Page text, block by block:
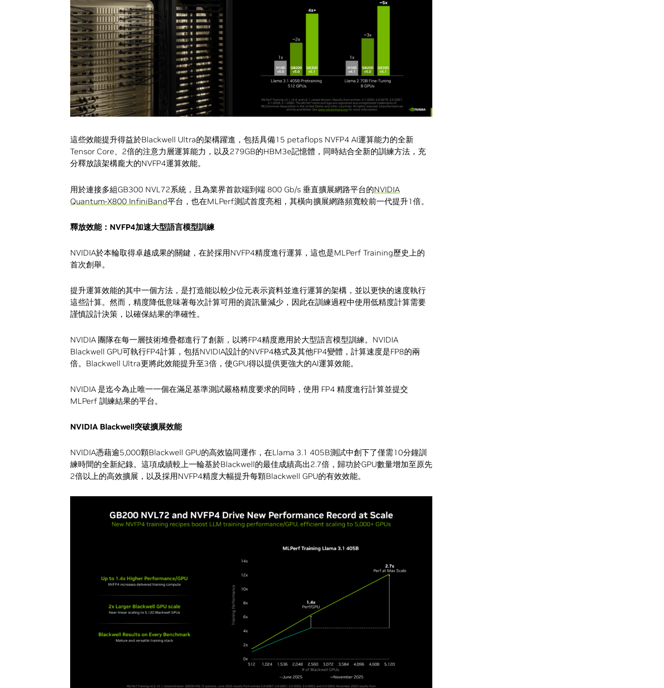
這些效能提升得益於Blackwell Ultra的架構躍進，包括具備15 petaflops NVFP4 AI運算能力的全新
Tensor Core、2倍的注意力層運算能力，以及279GB的HBM3e記憶體，同時結合全新的訓練方法，充
分釋放該架構龐大的NVFP4運算效能。
用於連接多組GB300 NVL72系統，且為業界首款端到端 800 Gb/s 垂直擴展網路平台的NVIDIA
Quantum-X800 InfiniBand平台，也在MLPerf測試首度亮相，其橫向擴展網路頻寬較前一代提升1倍。
釋放效能： NVFP4加速大型語言模型訓練
NVIDIA於本輪取得卓越成果的關鍵，在於採用NVFP4精度進行運算，這也是MLPerf Training歷史上的
首次創舉。
提升運算效能的其中一個方法，是打造能以較少位元表示資料並進行運算的架構，並以更快的速度執行
這些計算。然而，精度降低意味著每次計算可用的資訊量減少，因此在訓練過程中使用低精度計算需要
謹慎設計決策，以確保結果的準確性。
NVIDIA 團隊在每一層技術堆疊都進行了創新，以將FP4精度應用於大型語言模型訓練。NVIDIA
Blackwell GPU可執行FP4計算，包括NVIDIA設計的NVFP4格式及其他FP4變體，計算速度是FP8的兩
倍。Blackwell Ultra更將此效能提升至3倍，使GPU得以提供更強大的AI運算效能。
NVIDIA 是迄今為止唯一一個在滿足基準測試嚴格精度要求的同時，使用 FP4 精度進行計算並提交
MLPerf 訓練結果的平台。
NVIDIA Blackwell突破擴展效能
NVIDIA憑藉逾5,000顆Blackwell GPU的高效協同運作，在Llama 3.1 405B測試中創下了僅需10分鐘訓
練時間的全新紀錄。這項成績較上一輪基於Blackwell的最佳成績高出2.7倍，歸功於GPU數量增加至原先
2倍以上的高效擴展，以及採用NVFP4精度大幅提升每顆Blackwell GPU的有效效能。